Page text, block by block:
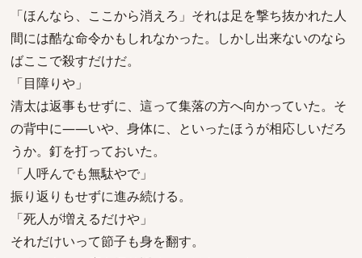
「ほんなら、ここから消えろ」それは足を撃ち抜かれた人
間には酷な命令かもしれなかった。しかし出来ないのなら
ばここで殺すだけだ。
「目障りや」
清太は返事もせずに、這って集落の方へ向かっていた。そ
の背中に――いや、身体に、といったほうが相応しいだろ
うか。釘を打っておいた。
「人呼んでも無駄やで」
振り返りもせずに進み続ける。
「死人が増えるだけや」
それだけいって節子も身を翻す。